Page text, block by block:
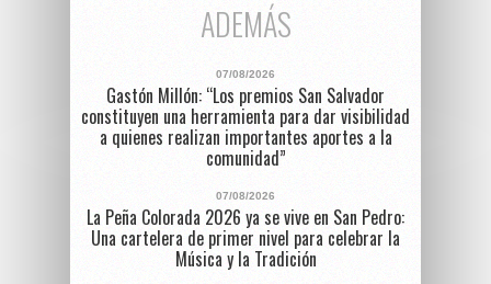
ADEMÁS
07/08/2026
Gastón Millón: “Los premios San Salvador
constituyen una herramienta para dar visibilidad
a quienes realizan importantes aportes a la
comunidad”
07/08/2026
La Peña Colorada 2026 ya se vive en San Pedro:
Una cartelera de primer nivel para celebrar la
Música y la Tradición